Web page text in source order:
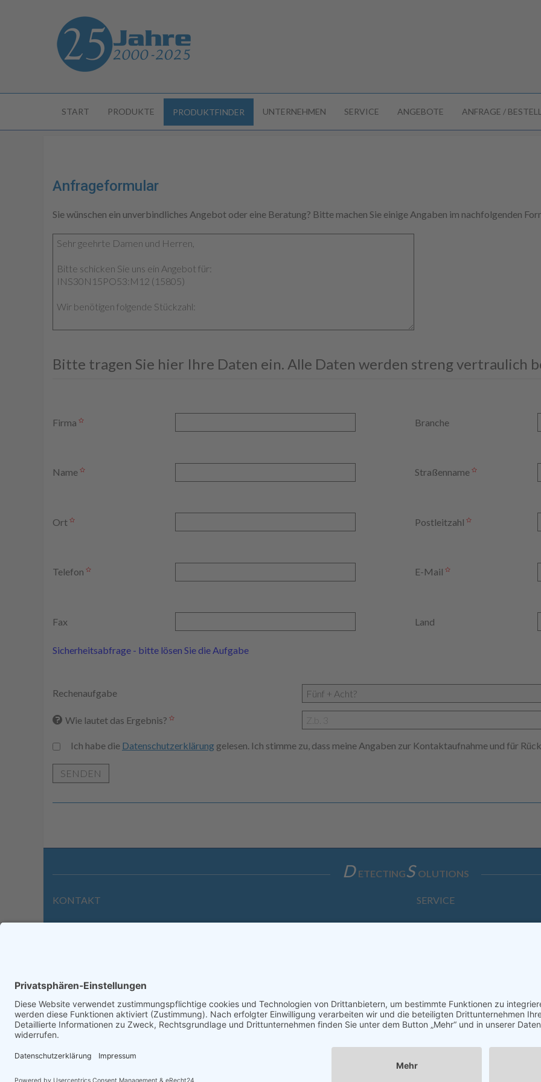
START PRODUKTE PRODUKTFINDER UNTERNEHMEN SERVICE ANGEBOTE ANFRAGE /
Anfrageformular
Sie wünschen ein unverbindliches Angebot oder eine Beratung? Bitte machen Sie einige Angaben im nachfolgenden
Bitte tragen Sie hier Ihre Daten ein. Alle Daten werden streng vertraulich
Firma Branche
Name Straßenname
Ort Postleitzahl
Telefon E-Mail
Fax Land
Sicherheitsabfrage - bitte lösen Sie die Aufgabe
Rechenaufgabe
Wie lautet das Ergebnis?
Ich habe die Datenschutzerklärung gelesen. Ich stimme zu, dass meine Angaben zur Kontaktaufnahme und für
SENDEN
D ETECTINGS OLUTIONS
KONTAKT
Wilhelmstraße 39 | 64646 Heppenheim
info@dietz-sensortechnik.de
SERVICE
Anfrage
Impressum Datenschutzerklärung Haftungsausschluss AGB